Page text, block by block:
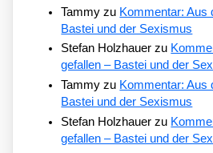
Tammy zu Kommentar: Aus
Bastei und der Sexismus
Stefan Holzhauer zu
gefallen – Bastei und der
Tammy zu Kommentar: Aus
Bastei und der Sexismus
Stefan Holzhauer zu
gefallen – Bastei und der